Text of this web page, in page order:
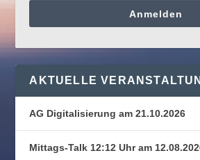
Anmelden
AKTUELLE
AG Digitalisierung am 21.10.2026
Mittags-Talk 12:12 Uhr am